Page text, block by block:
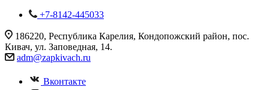
+7-8142-445033
186220, Республика Карелия, Кондопожский район, пос.
Кивач, ул. Заповедная, 14.
adm@zapkivach.ru
Вконтакте